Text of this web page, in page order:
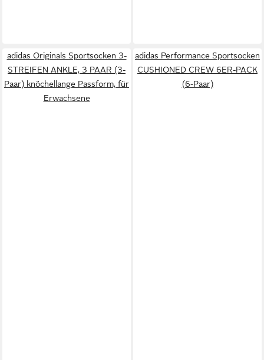
adidas Originals Sportsocken 3-
STREIFEN ANKLE, 3 PAAR (3-
Paar) knöchellange Passform, für
Erwachsene
adidas Performance Sportsocken
CUSHIONED CREW 6ER-PACK
(6-Paar)